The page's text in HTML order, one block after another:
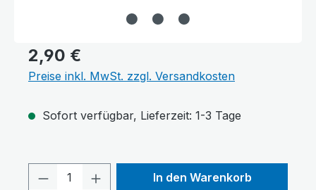
2,90 €
Preise inkl. MwSt. zzgl. Versandkosten
Sofort verfügbar, Lieferzeit: 1-3 Tage
Produkt Anzahl: Gib den
In den Warenkorb